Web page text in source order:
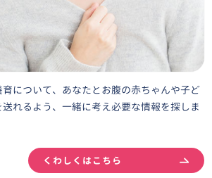
について、あなたとお腹の赤ちゃんや子ど
れるよう、一緒に考え必要な情報を探しま
くわしくはこちら